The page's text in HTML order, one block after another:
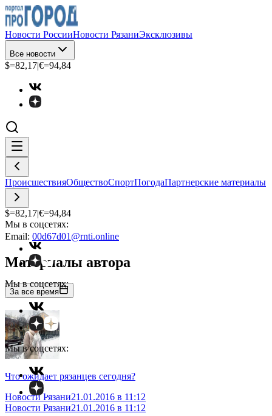
Новости РоссииНовости РязаниЭксклюзивы
Все новости
$=82,17|€=94,84
ПроисшествияОбществоСпортПогодаПартнерские материалы
$=82,17|€=94,84
Мы в соцсетях:
Мы в соцсетях:
Мы в соцсетях:
Email: 00d67d01@rnti.online
Материалы автора
За все время
Что ожидает рязанцев сегодня?
Новости Рязани21.01.2016 в 11:12
Новости Рязани21.01.2016 в 11:12